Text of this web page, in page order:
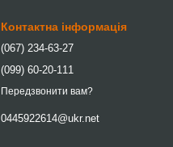
Контактна інформація
(067) 234-63-27
(099) 60-20-111
Передзвонити вам?
0445922614@ukr.net